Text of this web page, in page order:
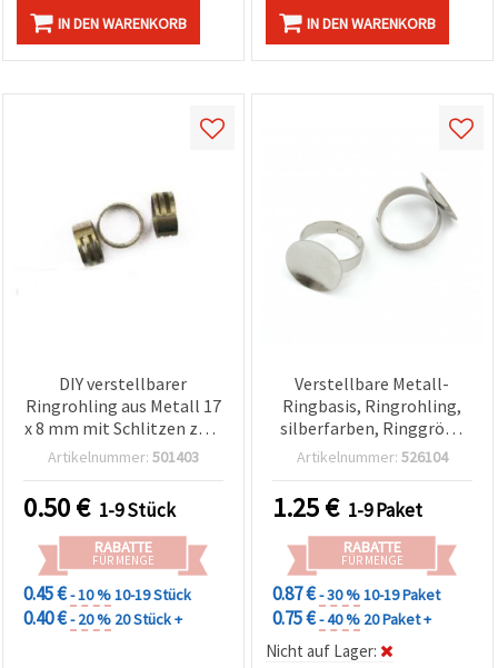
IN DEN WARENKORB IN DEN WARENKORB
DIY verstellbarer
Ringrohling aus Metall 17
x 8 mm mit Schlitzen zum
Öffnen von Biegeringen,
Artikelnummer: 501403
0.50€ 1-9 Stück
RABATTE
FÜR MENGE
0.45 €- 10 %10-19 Stück
0.40 €- 20 % 20 Stück +
Verstellbare Metall-
Ringbasis, Ringrohling,
silberfarben, Ringgröße
19 mm, Platte 18 mm,
Basteln – 5 Stück
Artikelnummer: 526104
1.25€ 1-9 Paket
RABATTE
FÜR MENGE
0.87 €- 30 %10-19 Paket
0.75 €- 40 % 20 Paket +
Nicht auf Lager: